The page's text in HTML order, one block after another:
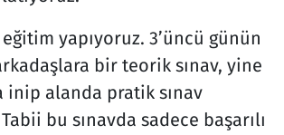
yapıyoruz. 3’üncü günün
bir teorik sınav, yine
inip alanda pratik sınav
bu sınavda sadece başarılı